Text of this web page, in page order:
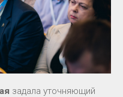
задала уточняющий